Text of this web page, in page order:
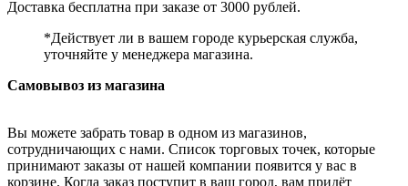
Доставка бесплатна при заказе от 3000 рублей.
*Действует ли в вашем городе курьерская служба,
уточняйте у менеджера магазина.
Самовывоз из магазина
Вы можете забрать товар в одном из магазинов,
сотрудничающих с нами. Список торговых точек, которые
принимают заказы от нашей компании появится у вас в
корзине. Когда заказ поступит в ваш город, вам придёт